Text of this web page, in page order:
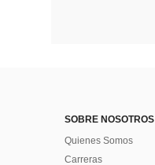
SOBRE NOSOTROS
Quienes Somos
Carreras